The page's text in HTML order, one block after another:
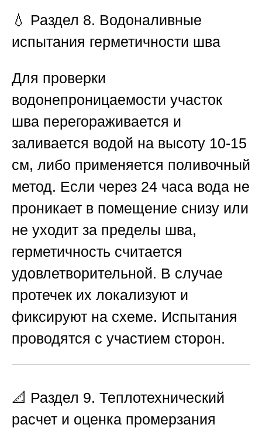
💧 Раздел 8. Водоналивные
испытания герметичности шва
Для проверки
водонепроницаемости участок
шва перегораживается и
заливается водой на высоту 10-15
см, либо применяется поливочный
метод. Если через 24 часа вода не
проникает в помещение снизу или
не уходит за пределы шва,
герметичность считается
удовлетворительной. В случае
протечек их локализуют и
фиксируют на схеме. Испытания
проводятся с участием сторон.
📐 Раздел 9. Теплотехнический
расчет и оценка промерзания